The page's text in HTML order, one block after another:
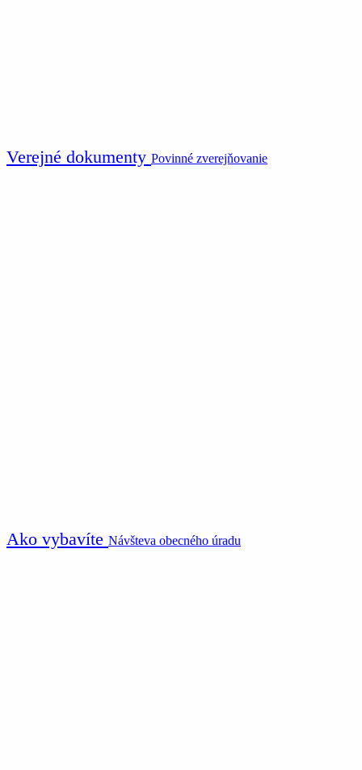
Verejné dokumenty Povinné zverejňovanie
Ako vybavíte Návšteva obecného úradu